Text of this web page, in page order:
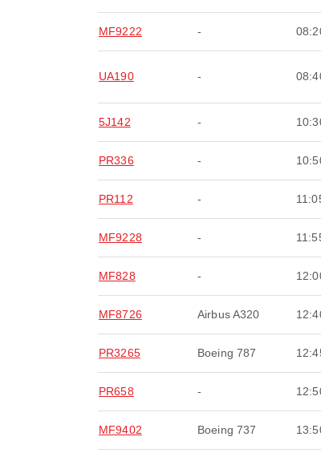
MF9222 -
UA190 -
5J142 -
PR336 -
PR112 -
MF9228 -
MF828 -
MF8726 Airbus A320
PR3265 Boeing 787
PR658 -
MF9402 Boeing 737